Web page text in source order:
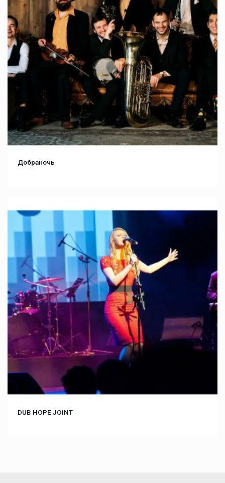
Добраночь
DUB HOPE JOiNT